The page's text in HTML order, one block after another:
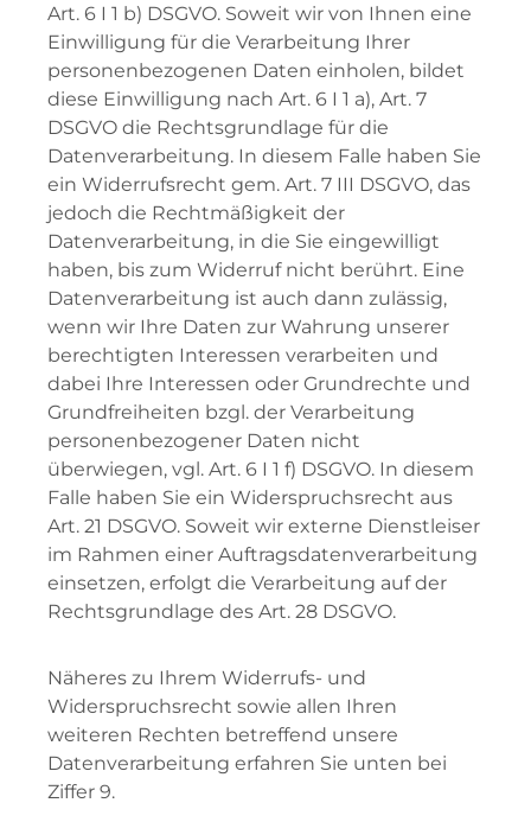
Art. 6 I 1 b) DSGVO. Soweit wir von Ihnen eine
Einwilligung für die Verarbeitung Ihrer
personenbezogenen Daten einholen, bildet
diese Einwilligung nach Art. 6 I 1 a), Art. 7
DSGVO die Rechtsgrundlage für die
Datenverarbeitung. In diesem Falle haben Sie
ein Widerrufsrecht gem. Art. 7 III DSGVO, das
jedoch die Rechtmäßigkeit der
Datenverarbeitung, in die Sie eingewilligt
haben, bis zum Widerruf nicht berührt. Eine
Datenverarbeitung ist auch dann zulässig,
wenn wir Ihre Daten zur Wahrung unserer
berechtigten Interessen verarbeiten und
dabei Ihre Interessen oder Grundrechte und
Grundfreiheiten bzgl. der Verarbeitung
personenbezogener Daten nicht
überwiegen, vgl. Art. 6 I 1 f) DSGVO. In diesem
Falle haben Sie ein Widerspruchsrecht aus
Art. 21 DSGVO. Soweit wir externe Dienstleiser
im Rahmen einer Auftragsdatenverarbeitung
einsetzen, erfolgt die Verarbeitung auf der
Rechtsgrundlage des Art. 28 DSGVO.
Näheres zu Ihrem Widerrufs- und
Widerspruchsrecht sowie allen Ihren
weiteren Rechten betreffend unsere
Datenverarbeitung erfahren Sie unten bei
Ziffer 9.